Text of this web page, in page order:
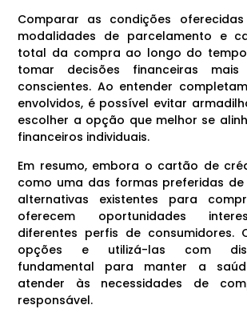
Comparar as condições
modalidades de parcelamento e
total da compra ao longo do
tomar decisões financeiras
conscientes. Ao entender
envolvidos, é possível evitar
escolher a opção que melhor se
financeiros individuais.
Em resumo, embora o cartão de
como uma das formas preferidas
alternativas existentes para
oferecem oportunidades
diferentes perfis de consumidores.
opções e utilizá-las com
fundamental para manter a
atender às necessidades de
responsável.